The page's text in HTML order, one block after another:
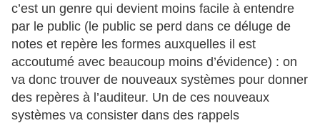
c’est un genre qui devient moins facile à entendre
par le public (le public se perd dans ce déluge de
notes et repère les formes auxquelles il est
accoutumé avec beaucoup moins d’évidence) : on
va donc trouver de nouveaux systèmes pour donner
des repères à l’auditeur. Un de ces nouveaux
systèmes va consister dans des rappels